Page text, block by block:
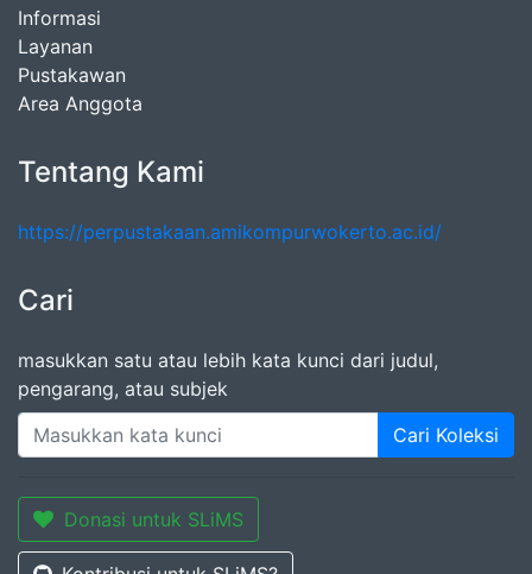
Informasi
Layanan
Pustakawan
Area Anggota
Tentang Kami
https://perpustakaan.amikompurwokerto.ac.id/
Cari
masukkan satu atau lebih kata kunci dari judul,
pengarang, atau subjek
Cari Koleksi
Donasi untuk SLiMS